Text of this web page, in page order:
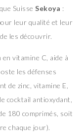
SuisseSekoya :
leur qualité et leur
les découvrir.
vitamine C, aide à
les défenses
de zinc, vitamine E,
cocktail antioxydant,
180 comprimés, soit
chaque jour).